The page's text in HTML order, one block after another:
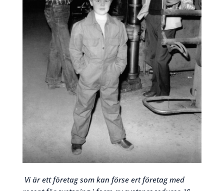
Vi är ett företag som kan förse ert företag med